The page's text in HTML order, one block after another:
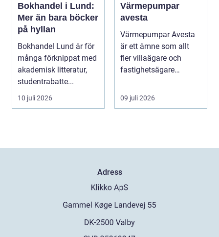
Bokhandel i Lund:
Mer än bara böcker
på hyllan
Bokhandel Lund är för
många förknippat med
akademisk litteratur,
studentrabatte...
10 juli 2026
Värmepumpar
avesta
Värmepumpar Avesta
är ett ämne som allt
fler villaägare och
fastighetsägare
09 juli 2026
Adress